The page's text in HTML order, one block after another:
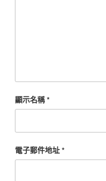
顯示名稱*
電子郵件地址*